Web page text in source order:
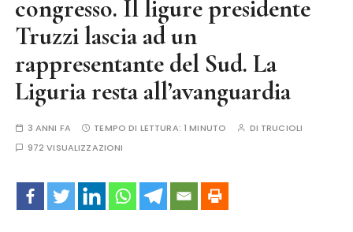
congresso. Il ligure presidente
Truzzi lascia ad un
rappresentante del Sud. La
Liguria resta all’avanguardia
3 ANNI FA TEMPO DI LETTURA:1 MINUTO DI TRUCIOLI
972 VISUALIZZAZIONI